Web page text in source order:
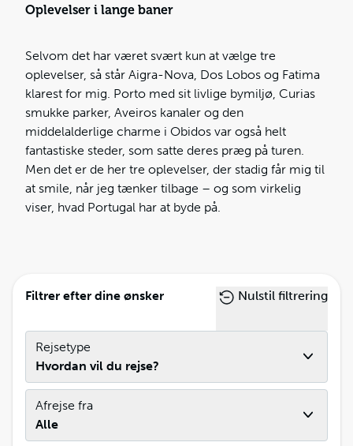
Oplevelser i lange baner
Selvom det har været svært kun at vælge tre
oplevelser, så står Aigra-Nova, Dos Lobos og Fatima
klarest for mig. Porto med sit livlige bymiljø, Curias
smukke parker, Aveiros kanaler og den
middelalderlige charme i Obidos var også helt
fantastiske steder, som satte deres præg på turen.
Men det er de her tre oplevelser, der stadig får mig til
at smile, når jeg tænker tilbage – og som virkelig
viser, hvad Portugal har at byde på.
Filtrer efter dine ønsker Nulstil filtrering
Rejsetype
Hvordan vil du rejse?
Afrejse fra
Alle